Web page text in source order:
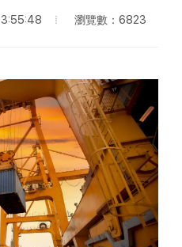
瀏覽數：6823